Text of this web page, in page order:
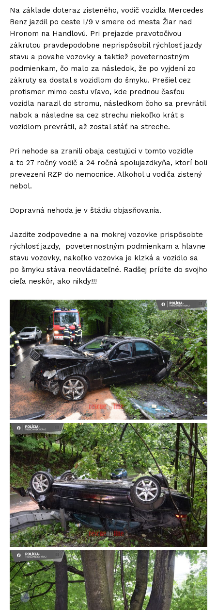
Na základe doteraz zisteného, vodič vozidla Mercedes
Benz jazdil po ceste I/9 v smere od mesta Žiar nad
Hronom na Handlovú. Pri prejazde pravotočivou
zákrutou pravdepodobne neprispôsobil rýchlosť jazdy
stavu a povahe vozovky a taktiež poveternostným
podmienkam, čo malo za následok, že po vyjdení zo
zákruty sa dostal s vozidlom do šmyku. Prešiel cez
protismer mimo cestu vľavo, kde prednou časťou
vozidla narazil do stromu, následkom čoho sa prevrátil
nabok a následne sa cez strechu niekoľko krát s
vozidlom prevrátil, až zostal stáť na streche.
Pri nehode sa zranili obaja cestujúci v tomto vozidle
a to 27 ročný vodič a 24 ročná spolujazdkyňa, ktorí boli
prevezení RZP do nemocnice. Alkohol u vodiča zistený
nebol.
Dopravná nehoda je v štádiu objasňovania.
Jazdite zodpovedne a na mokrej vozovke prispôsobte
rýchlosť jazdy, poveternostným podmienkam a hlavne
stavu vozovky, nakoľko vozovka je klzká a vozidlo sa
po šmyku stáva neovládateľné. Radšej príďte do svojho
cieľa neskôr, ako nikdy!!!